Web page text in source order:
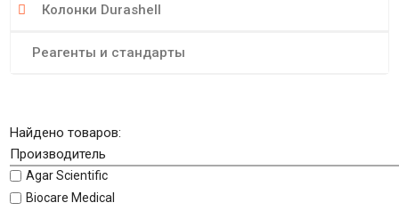
Колонки Durashell
Реагенты и стандарты
Найдено товаров:
Производитель
Agar Scientific
Biocare Medical